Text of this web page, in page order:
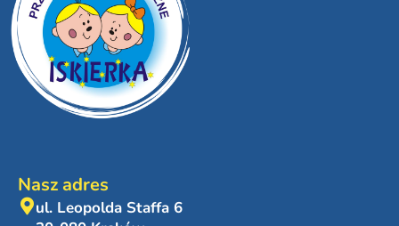
Nasz adres
ul. Leopolda Staffa 6